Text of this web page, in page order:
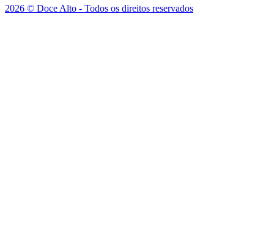
2026 © Doce Alto - Todos os direitos reservados